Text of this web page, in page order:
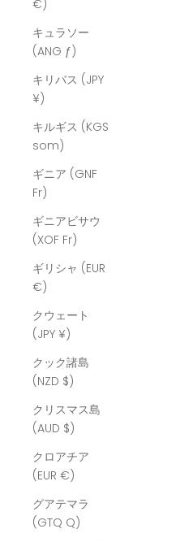
€)
キュラソー
(ANG ƒ)
キリバス (JPY
¥)
キルギス (KGS
som)
ギニア (GNF
Fr)
ギニアビサウ
(XOF Fr)
ギリシャ (EUR
€)
クウェート
(JPY ¥)
クック諸島
(NZD $)
クリスマス島
(AUD $)
クロアチア
(EUR €)
グアテマラ
(GTQ Q)